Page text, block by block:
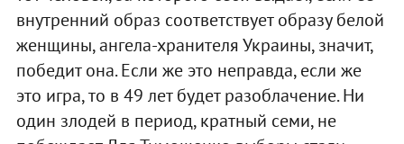
внутренний образ соответствует образу белой
женщины, ангела-хранителя Украины, значит,
победит она. Если же это неправда, если же
это игра, то в 49 лет будет разоблачение. Ни
один злодей в период, кратный семи, не